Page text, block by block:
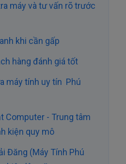
máy và tư vấn rõ trước
khi cần gấp
hàng đánh giá tốt
máy tính uy tín Phú
Computer - Trung tâm
kiện quy mô
Đăng (Máy Tính Phú